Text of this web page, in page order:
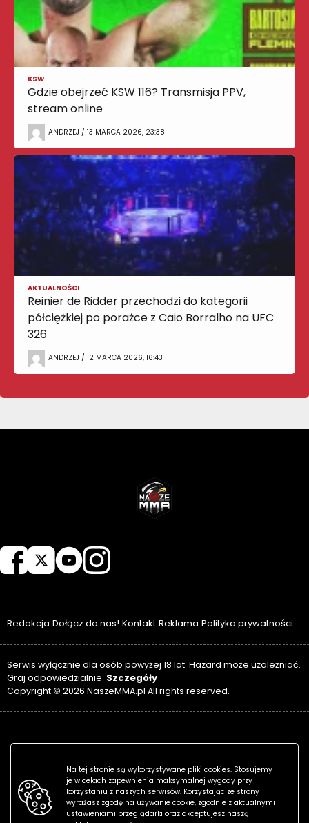
KSW
Gdzie obejrzeć KSW 116? Transmisja PPV,
stream online
ANDRZEJ / 13 MARCA 2026, 23:38
AKTUALNOŚCI
Reinier de Ridder przechodzi do kategorii
półciężkiej po porażce z Caio Borralho na UFC
326
ANDRZEJ / 12 MARCA 2026, 16:43
Redakcja Dołącz do nas! Kontakt Reklama Polityka prywatności
Serwis wyłącznie dla osób powyżej 18 lat. Hazard może uzależniać.
Graj odpowiedzialnie. Szczegóły
Copyright © 2026 NaszeMMA.pl All rights reserved.
Na tej stronie są wykorzystywane pliki cookies. Stosujemy
je w celach zapewnienia maksymalnej wygody przy
korzystaniu z naszych serwisów. Korzystając ze strony
wyrażasz zgodę na używanie cookie, zgodnie z aktualnymi
ustawieniami przeglądarki oraz akceptujesz naszą